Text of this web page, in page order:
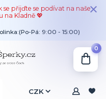
se přijďte se podívat na naše
na Kladně 💖
CZK
Pá: 9:00 - 15:00)
0